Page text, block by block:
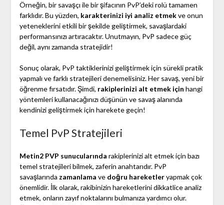
Örneğin, bir savaşçı ile bir şifacının PvP’deki rolü tamamen
farklıdır. Bu yüzden, karakterinizi iyi analiz etmekve onun
yeteneklerini etkili bir şekilde geliştirmek, savaşlardaki
performansınızı artıracaktır. Unutmayın, PvP sadece güç
değil, aynı zamanda stratejidir!
Sonuç olarak, PvP taktiklerinizi geliştirmek için sürekli pratik
yapmalı ve farklı stratejileri denemelisiniz. Her savaş, yeni bir
öğrenme fırsatıdır. Şimdi, rakiplerinizi alt etmek için hangi
yöntemleri kullanacağınızı düşünün ve savaş alanında
kendinizi geliştirmek için harekete geçin!
Temel PvP Stratejileri
Metin2 PVP sunucularında rakiplerinizi alt etmek için bazı
temel stratejileri bilmek, zaferin anahtarıdır. PvP
savaşlarında zamanlama ve doğru hareketleryapmak çok
önemlidir. İlk olarak, rakibinizin hareketlerini dikkatlice analiz
etmek, onların zayıf noktalarını bulmanıza yardımcı olur.